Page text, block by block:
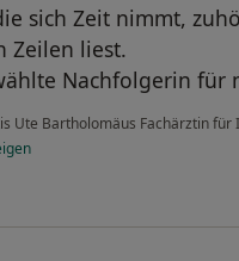
sich Zeit nimmt,
Zeilen liest.
Nachfolgerin für
Ute Bartholomäus Fachärztin für